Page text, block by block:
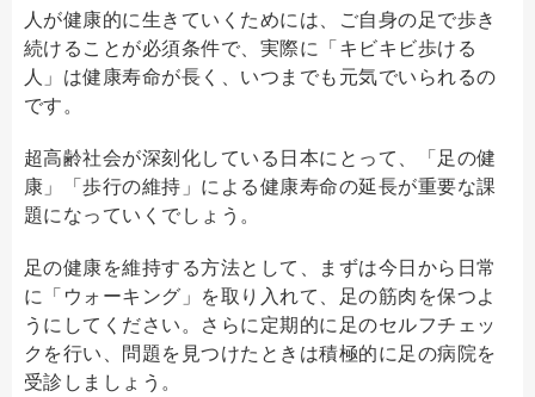
人が健康的に生きていくためには、ご自身の足で歩き
続けることが必須条件で、実際に「キビキビ歩ける
人」は健康寿命が長く、いつまでも元気でいられるの
です。
超高齢社会が深刻化している日本にとって、「足の健
康」「歩行の維持」による健康寿命の延長が重要な課
題になっていくでしょう。
足の健康を維持する方法として、まずは今日から日常
に「ウォーキング」を取り入れて、足の筋肉を保つよ
うにしてください。さらに定期的に足のセルフチェッ
クを行い、問題を見つけたときは積極的に足の病院を
受診しましょう。